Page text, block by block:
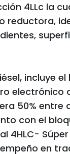
4LLc la
reductora,
incluye
electrónico
50% entre
con el
4HLC-
en